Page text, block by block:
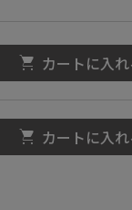
カートに入れ
カートに入れ